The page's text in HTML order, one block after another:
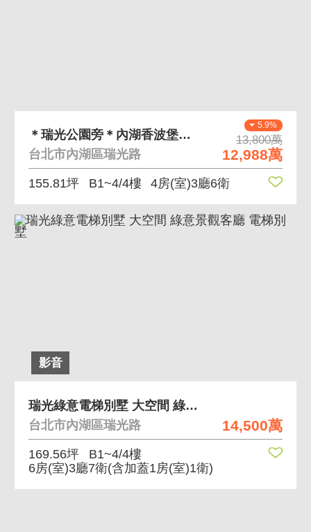
5.9%
13,800萬
12,988萬
＊瑞光公園旁＊內湖香波堡４房電梯別墅車庫雙車位
台北市內湖區瑞光路
155.81坪 B1~4/4樓 4房(室)3廳6衛
影音
14,500萬
瑞光綠意電梯別墅 大空間 綠意景觀客廳 電梯別墅
台北市內湖區瑞光路
169.56坪
B1~4/4樓
6房(室)3廳7衛(含加蓋1房(室)1衛)